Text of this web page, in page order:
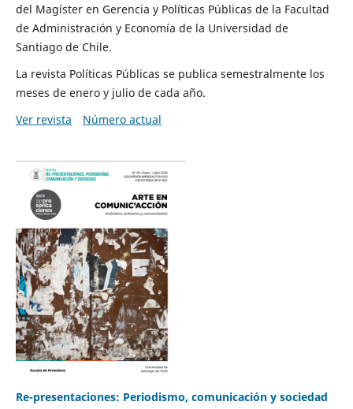
del Magíster en Gerencia y Políticas Públicas de la Facultad
de Administración y Economía de la Universidad de
Santiago de Chile.
La revista Políticas Públicas se publica semestralmente los
meses de enero y julio de cada año.
Ver revista
Número actual
Re-presentaciones: Periodismo, comunicación y sociedad